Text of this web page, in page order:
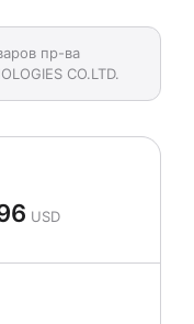
пр-ва
CO.LTD.
USD